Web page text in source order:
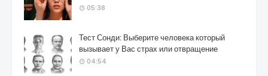
05:38
Тест Сонди: Выберите человека который
вызывает у Вас страх или отвращение
04:54